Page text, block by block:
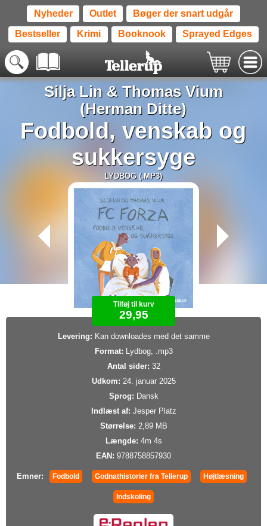
Nyheder Outlet Bøger der snart udgår
Bestseller Krimi Booknook Sprayed Edges
Silja Lin& Thomas Vium
(Herman Ditte)
Fodbold, venskab og
sukkersyge
LYDBOG (.MP3)
Tilføj til kurv
29,95
Levering: Kan downloades med det samme
Format: Lydbog, .mp3
Antal sider: 32
Udkom: 24. januar 2025
Sprog: Dansk
Indlæst af: Jesper Platz
Størrelse: 2,89 MB
Længde: 4m 4s
EAN: 9788758857930
Emner: Fodbold Godnathistorier fra Tellerup Højtlæsning
Indskoling